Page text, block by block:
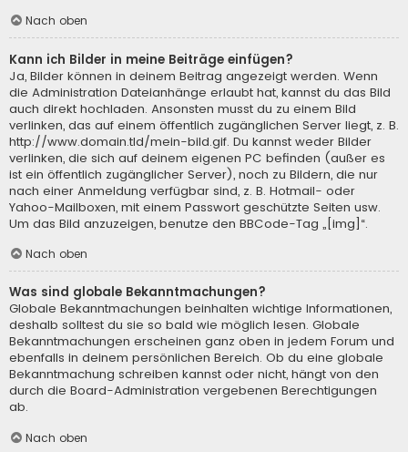
Nach oben
Kann ich Bilder in meine Beiträge einfügen?
Ja, Bilder können in deinem Beitrag angezeigt werden. Wenn
die Administration Dateianhänge erlaubt hat, kannst du das Bild
auch direkt hochladen. Ansonsten musst du zu einem Bild
verlinken, das auf einem öffentlich zugänglichen Server liegt, z. B.
http://www.domain.tld/mein-bild.gif. Du kannst weder Bilder
verlinken, die sich auf deinem eigenen PC befinden (außer es
ist ein öffentlich zugänglicher Server), noch zu Bildern, die nur
nach einer Anmeldung verfügbar sind, z. B. Hotmail- oder
Yahoo-Mailboxen, mit einem Passwort geschützte Seiten usw.
Um das Bild anzuzeigen, benutze den BBCode-Tag „[img]“.
Nach oben
Was sind globale Bekanntmachungen?
Globale Bekanntmachungen beinhalten wichtige Informationen,
deshalb solltest du sie so bald wie möglich lesen. Globale
Bekanntmachungen erscheinen ganz oben in jedem Forum und
ebenfalls in deinem persönlichen Bereich. Ob du eine globale
Bekanntmachung schreiben kannst oder nicht, hängt von den
durch die Board-Administration vergebenen Berechtigungen
ab.
Nach oben